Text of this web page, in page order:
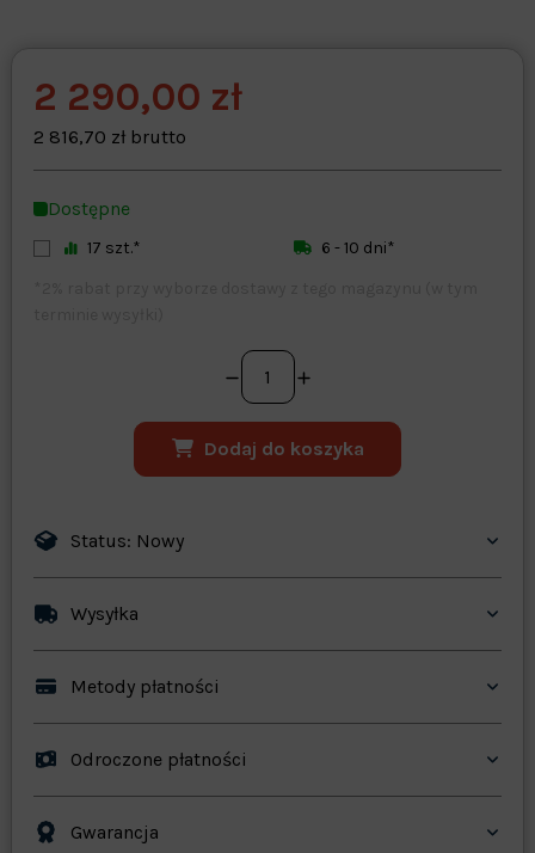
Warehouse
opcjonalne
2 290,00 zł
2 816,70 zł brutto
Dostępne
17 szt.*
6 - 10 dni*
Dodaj do koszyka
Status: Nowy
Wysyłka
Metody płatności
Odroczone płatności
Gwarancja